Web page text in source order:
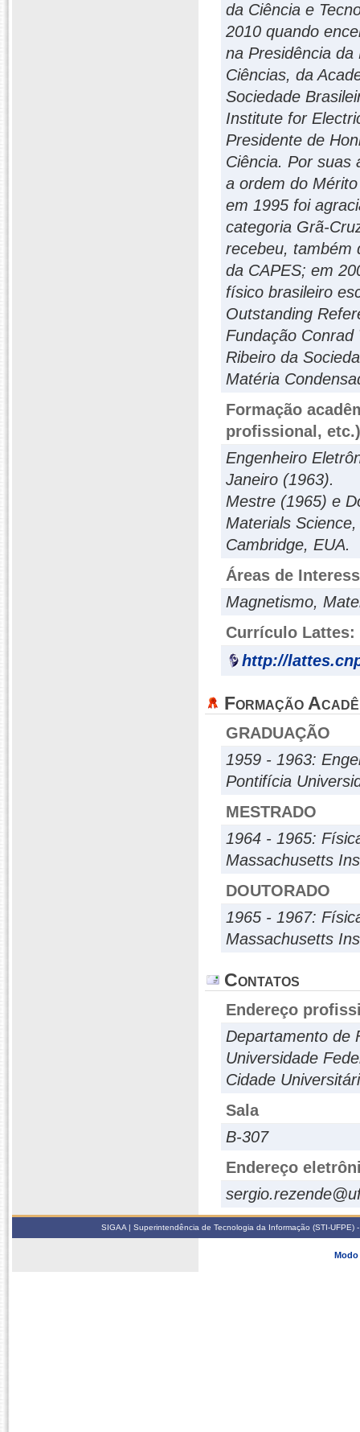
da Ciência e
2010 quando
na Presidência da
Ciências, da
Sociedade
Institute for
Presidente de
Ciência. Por suas
a ordem do
em 1995 foi
categoria Grã-
recebeu, também
da CAPES; em
físico brasileiro
Outstanding
Fundação
Ribeiro da
Matéria
Formação
profissional, etc.)
Engenheiro
Janeiro (1963).
Mestre (1965) e
Materials
Cambridge, EUA.
Áreas de
Magnetismo,
Currículo Lattes:
http://
Formação
GRADUAÇÃO
1959 - 1963:
Pontifícia
MESTRADO
1964 - 1965:
Massachusetts
DOUTORADO
1965 - 1967:
Massachusetts
Contatos
Endereço
Departamento de
Universidade
Cidade
Sala
B-307
Endereço
SIGAA | Superintendência de Tecnologia da Informação (STI-
Modo